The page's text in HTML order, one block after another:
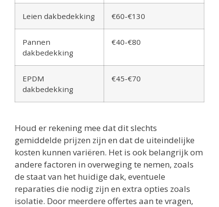
Leien dakbedekking €60-€130
Pannen
dakbedekking
€40-€80
EPDM
dakbedekking
€45-€70
Houd er rekening mee dat dit slechts
gemiddelde prijzen zijn en dat de uiteindelijke
kosten kunnen variëren. Het is ook belangrijk om
andere factoren in overweging te nemen, zoals
de staat van het huidige dak, eventuele
reparaties die nodig zijn en extra opties zoals
isolatie. Door meerdere offertes aan te vragen,